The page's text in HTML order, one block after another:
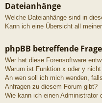
Dateianhänge
Welche Dateianhänge sind in
Kann ich eine Übersicht all
phpBB betreffende
Wer hat diese Forensoftware
Warum ist Funktion x oder y
An wen soll ich mich wenden,
Anfragen zu diesem Forum gibt?
Wie kann ich einen Administrator